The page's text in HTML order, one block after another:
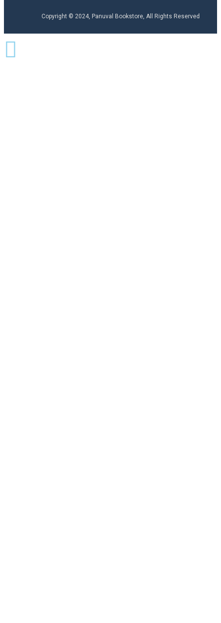
Copyright © 2024, Panuval Bookstore, All Rights Reserved